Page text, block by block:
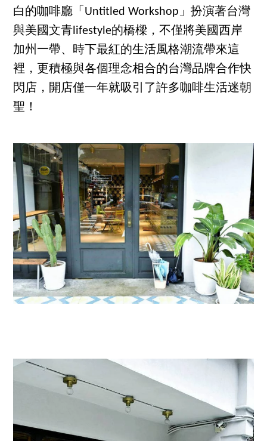
白的咖啡廳「Untitled Workshop」扮演著台灣
與美國文青lifestyle的橋樑，不僅將美國西岸
加州一帶、時下最紅的生活風格潮流帶來這
裡，更積極與各個理念相合的台灣品牌合作快
閃店，開店僅一年就吸引了許多咖啡生活迷朝
聖！